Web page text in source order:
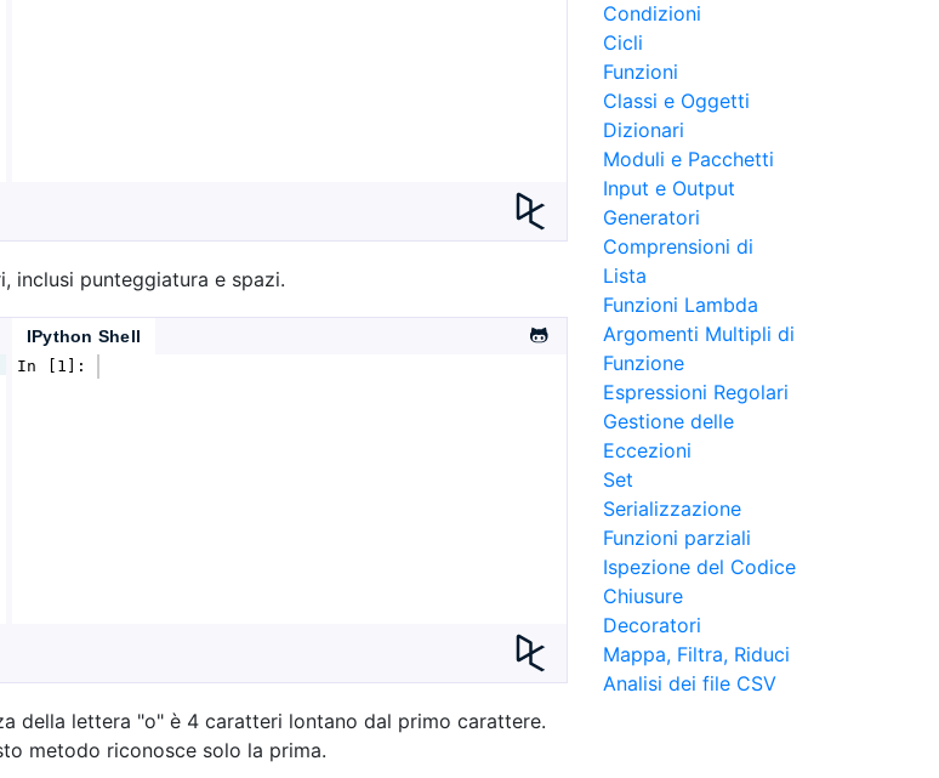
inclusi punteggiatura e spazi.
IPython Shell
In [1]:
della lettera "o" è 4 caratteri lontano dal primo carattere.
metodo riconosce solo la prima.
Condizioni
Cicli
Funzioni
Classi e Oggetti
Dizionari
Moduli e Pacchetti
Input e Output
Generatori
Comprensioni di
Lista
Funzioni Lambda
Argomenti Multipli di
Funzione
Espressioni Regolari
Gestione delle
Eccezioni
Set
Serializzazione
Funzioni parziali
Ispezione del Codice
Chiusure
Decoratori
Mappa, Filtra, Riduci
Analisi dei file CSV